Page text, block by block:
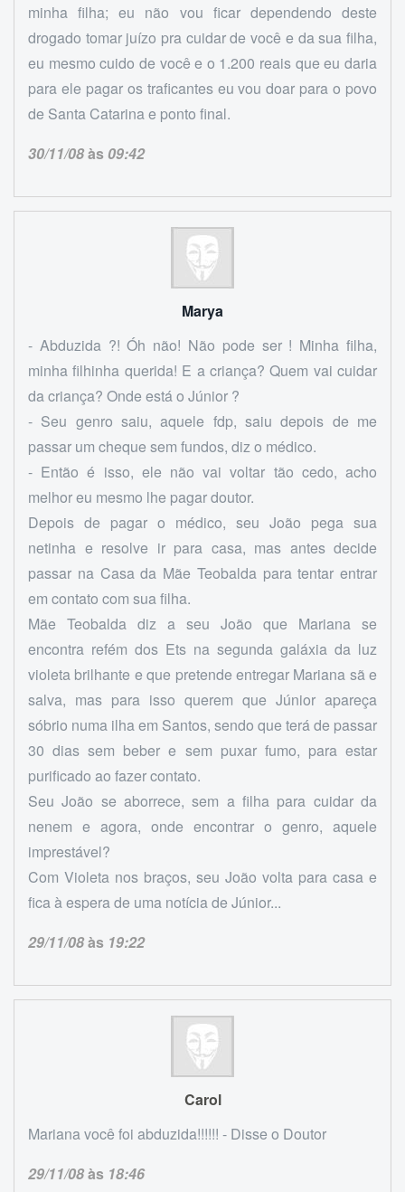
minha filha; eu não vou ficar dependendo deste
drogado tomar juízo pra cuidar de você e da sua filha,
eu mesmo cuido de você e o 1.200 reais que eu daria
para ele pagar os traficantes eu vou doar para o povo
de Santa Catarina e ponto final.
30/11/08às09:42
Marya
- Abduzida ?! Óh não! Não pode ser ! Minha filha,
minha filhinha querida! E a criança? Quem vai cuidar
da criança? Onde está o Júnior ?
- Seu genro saiu, aquele fdp, saiu depois de me
passar um cheque sem fundos, diz o médico.
- Então é isso, ele não vai voltar tão cedo, acho
melhor eu mesmo lhe pagar doutor.
Depois de pagar o médico, seu João pega sua
netinha e resolve ir para casa, mas antes decide
passar na Casa da Mãe Teobalda para tentar entrar
em contato com sua filha.
Mãe Teobalda diz a seu João que Mariana se
encontra refém dos Ets na segunda galáxia da luz
violeta brilhante e que pretende entregar Mariana sã e
salva, mas para isso querem que Júnior apareça
sóbrio numa ilha em Santos, sendo que terá de passar
30 dias sem beber e sem puxar fumo, para estar
purificado ao fazer contato.
Seu João se aborrece, sem a filha para cuidar da
nenem e agora, onde encontrar o genro, aquele
imprestável?
Com Violeta nos braços, seu João volta para casa e
fica à espera de uma notícia de Júnior...
29/11/08às 19:22
Carol
Mariana você foi abduzida!!!!!! - Disse o Doutor
29/11/08às 18:46